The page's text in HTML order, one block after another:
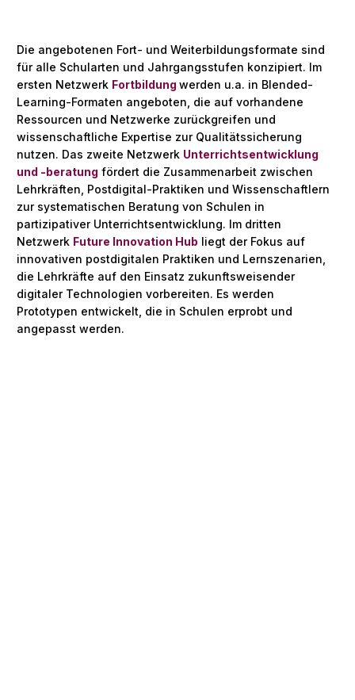
Die angebotenen Fort- und Weiterbildungsformate sind
für alle Schularten und Jahrgangsstufen konzipiert. Im
ersten Netzwerk Fortbildung werden u.a. in Blended-
Learning-Formaten angeboten, die auf vorhandene
Ressourcen und Netzwerke zurückgreifen und
wissenschaftliche Expertise zur Qualitätssicherung
nutzen. Das zweite Netzwerk Unterrichtsentwicklung
und -beratung fördert die Zusammenarbeit zwischen
Lehrkräften, Postdigital-Praktiken und Wissenschaftlern
zur systematischen Beratung von Schulen in
partizipativer Unterrichtsentwicklung. Im dritten
Netzwerk Future Innovation Hub liegt der Fokus auf
innovativen postdigitalen Praktiken und Lernszenarien,
die Lehrkräfte auf den Einsatz zukunftsweisender
digitaler Technologien vorbereiten. Es werden
Prototypen entwickelt, die in Schulen erprobt und
angepasst werden.